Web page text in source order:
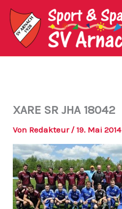
Zum
Inhalt
springen
XARE SR JHA 18042
Von Redakteur / 19. Mai 2014